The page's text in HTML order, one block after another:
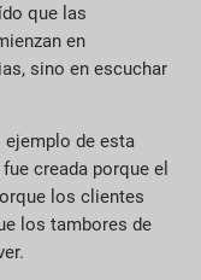
que las
en
sino en escuchar
ejemplo de esta
creada porque el
los clientes
los tambores de